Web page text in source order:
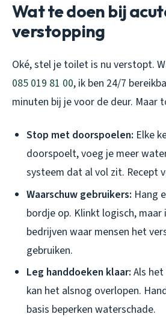
Wat te doen bij
verstopping
Oké, stel je toilet is nu verstopt.
085 019 81 00, ik ben 24/7
minuten bij je voor de deur. Maar
Stop met doorspoelen: Elke
doorspoelt, voeg je meer
systeem dat al vol zit. Recept
Waarschuw gebruikers: Hang
bordje op. Klinkt logisch,
bedrijven waar mensen het
gebruiken.
Leg handdoeken klaar: Als
kan het alsnog overlopen.
basis beperken waterschade.